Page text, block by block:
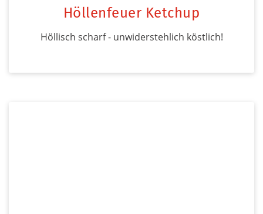
Höllenfeuer Ketchup
Höllisch scharf - unwiderstehlich köstlich!